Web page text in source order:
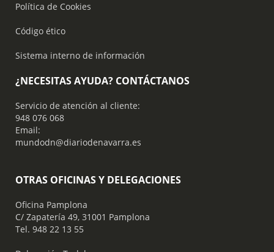
Política de Cookies
Código ético
Sistema interno de información
¿NECESITAS AYUDA? CONTÁCTANOS
Servicio de atención al cliente:
948 076 068
Email:
mundodn@diariodenavarra.es
OTRAS OFICINAS Y DELEGACIONES
Oficina Pamplona
C/ Zapatería 49, 31001 Pamplona
Tel. 948 22 13 55